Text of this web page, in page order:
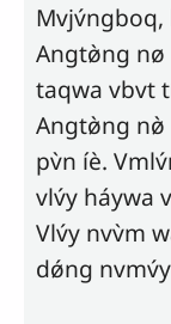
Mvjv́ngboq,
Angtø̀ng nø
taqwa vbvt
Angtø̀ng nø̀
pv̀n íè.
vlv́y háywa
Vlv́y nvv̀m
dǿng